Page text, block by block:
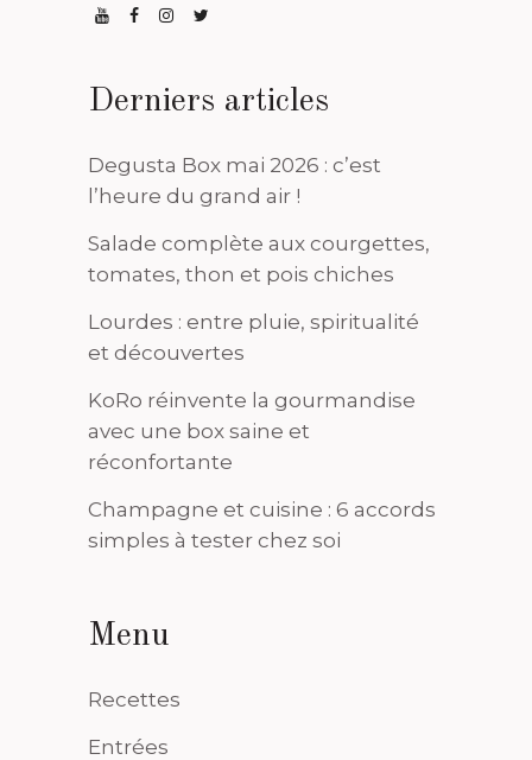
Derniers articles
Degusta Box mai 2026 : c’est
l’heure du grand air !
Salade complète aux courgettes,
tomates, thon et pois chiches
Lourdes : entre pluie, spiritualité
et découvertes
KoRo réinvente la gourmandise
avec une box saine et
réconfortante
Champagne et cuisine : 6 accords
simples à tester chez soi
Menu
Recettes
Entrées